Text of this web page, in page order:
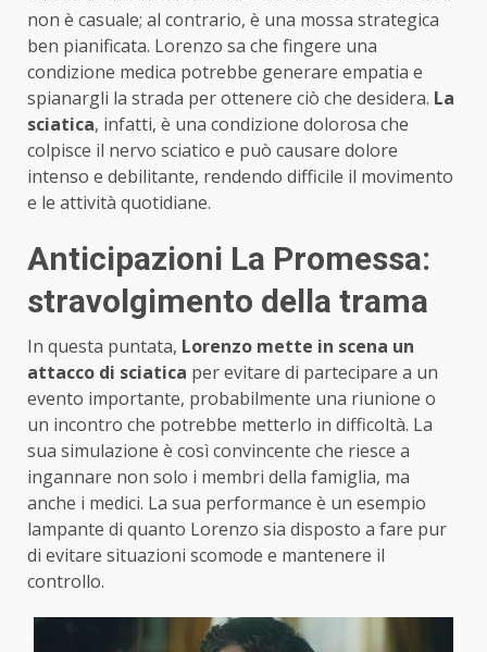
non è casuale; al contrario, è una mossa strategica
ben pianificata. Lorenzo sa che fingere una
condizione medica potrebbe generare empatia e
spianargli la strada per ottenere ciò che desidera. La
sciatica, infatti, è una condizione dolorosa che
colpisce il nervo sciatico e può causare dolore
intenso e debilitante, rendendo difficile il movimento
e le attività quotidiane.
Anticipazioni La Promessa:
stravolgimento della trama
In questa puntata, Lorenzo mette in scena un
attacco di sciatica per evitare di partecipare a un
evento importante, probabilmente una riunione o
un incontro che potrebbe metterlo in difficoltà. La
sua simulazione è così convincente che riesce a
ingannare non solo i membri della famiglia, ma
anche i medici. La sua performance è un esempio
lampante di quanto Lorenzo sia disposto a fare pur
di evitare situazioni scomode e mantenere il
controllo.